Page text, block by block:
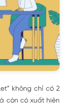
không chỉ có 2
còn có xuất hiện